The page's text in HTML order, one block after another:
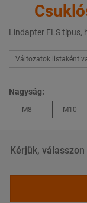
Lindapter FLS típus,
Változatok listaként
Nagyság:
M8 M10
Kérjük,